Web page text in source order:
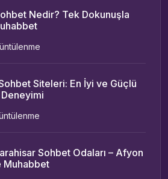
Nedir? Tek Dokunuşla
Siteleri: En İyi ve Güçlü
Sohbet Odaları – Afyon
Muhabbet